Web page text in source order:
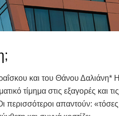
και του Θάνου Δαλιάνη* Η
τίμημα στις εξαγορές και τις
περισσότεροι απαντούν: «τόσες